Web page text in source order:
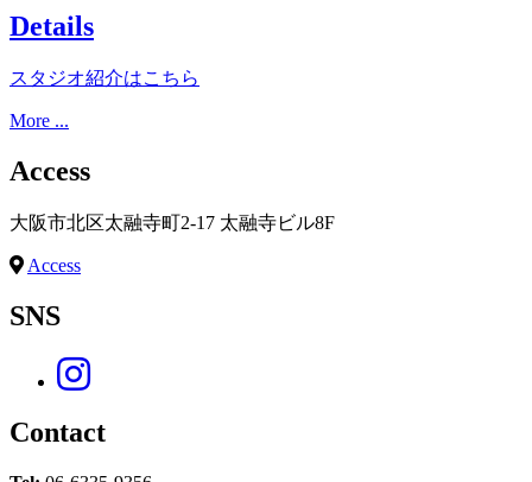
Details
スタジオ紹介はこちら
More ...
Access
大阪市北区太融寺町2-17 太融寺ビル8F
Access
SNS
Contact